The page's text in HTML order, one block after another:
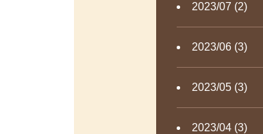
2023/07 (2)
2023/06 (3)
2023/05 (3)
2023/04 (3)